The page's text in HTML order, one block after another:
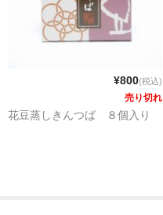
クランチ
パイ
¥800(税込)
売り切れ
花豆蒸しきんつば ８個入り